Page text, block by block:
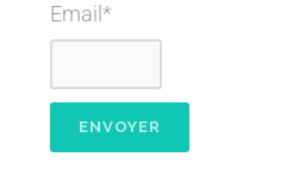
Email*